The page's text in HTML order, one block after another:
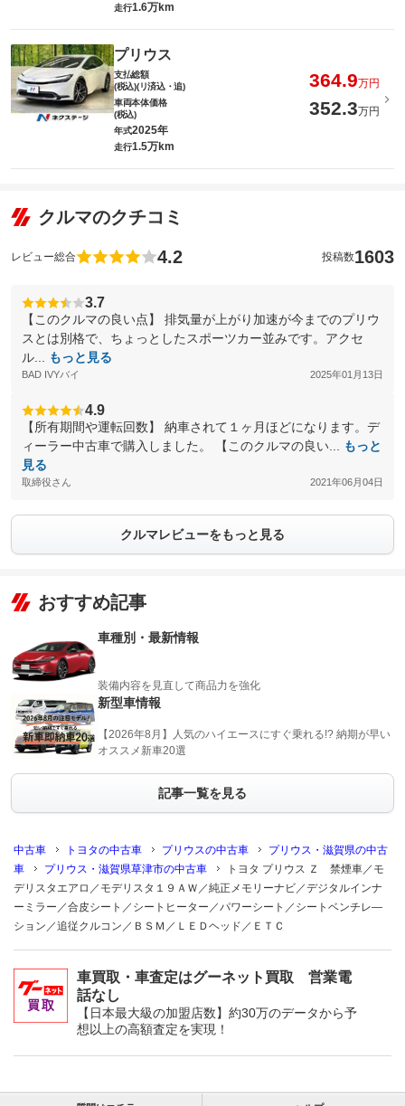
走行1.6万km
プリウス
支払総額
(税込)(リ済込・追)
364.9万円
車両本体価格
(税込)
352.3万円
年式2025年
走行1.5万km
クルマのクチコミ
レビュー総合 4.2 投稿数1603
3.7
【このクルマの良い点】 排気量が上がり加速が今までのプリウ
スとは別格で、ちょっとしたスポーツカー並みです。アクセ
ル...
もっと見る
BAD IVYバイ 2025年01月13日
4.9
【所有期間や運転回数】 納車されて１ヶ月ほどになります。デ
ィーラー中古車で購入しました。 【このクルマの良い...
もっと
見る
取締役さん 2021年06月04日
クルマレビューをもっと見る
おすすめ記事
車種別・最新情報
装備内容を見直して商品力を強化
新型車情報
【2026年8月】人気のハイエースにすぐ乗れる!? 納期が早い
オススメ新車20選
記事一覧を見る
中古車 トヨタの中古車 プリウスの中古車
プリウス・滋賀県の中古
車
プリウス・滋賀県草津市の中古車
トヨタ プリウス Ｚ 禁煙車／モ
デリスタエアロ／モデリスタ１９ＡＷ／純正メモリーナビ／デジタルインナ
ーミラー／合皮シート／シートヒーター／パワーシート／シートベンチレ―
ション／追従クルコン／ＢＳＭ／ＬＥＤヘッド／ＥＴＣ
車買取・車査定はグーネット買取 営業電
話なし
【日本最大級の加盟店数】約30万のデータから予
想以上の高額査定を実現！